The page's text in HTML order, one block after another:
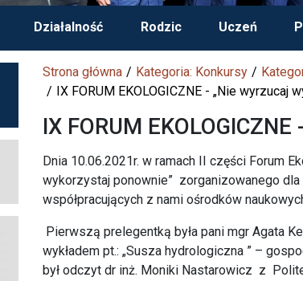
Działalność Rodzic Uczeń
Strona główna Kategoria: Konkursy
IX FORUM EKOLOGICZNE - „Nie wyrzucaj
IX FORUM
Dnia 10.06.2021r. w ramach II części Forum
wykorzystaj ponownie” zorganizowanego
współpracujących z nami ośrodków
Pierwszą prelegentką była pani mgr Agata
wykładem pt.: „Susza hydrologiczna ” –
był odczyt dr inż. Moniki Nastarowicz z